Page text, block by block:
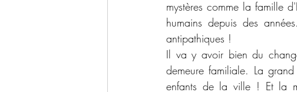
mystères comme la famille
humains depuis des
antipathiques !
Il va y avoir bien du
demeure familiale. La
enfants de la ville ! Et la